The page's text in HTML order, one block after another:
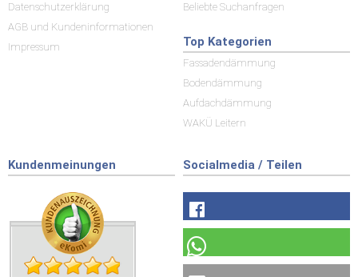
Datenschutzerklärung
AGB und Kundeninformationen
Impressum
Beliebte Suchanfragen
Top Kategorien
Fassadendämmung
Bodendämmung
Aufdachdämmung
WAKÜ Leitern
Kundenmeinungen Socialmedia / Teilen